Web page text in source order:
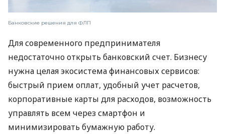
Банковские решения для ФЛП
Для современного предпринимателя
недостаточно открыть банковский счет. Бизнесу
нужна целая экосистема финансовых сервисов:
быстрый прием оплат, удобный учет расчетов,
корпоративные карты для расходов, возможность
управлять всем через смартфон и
минимизировать бумажную работу.